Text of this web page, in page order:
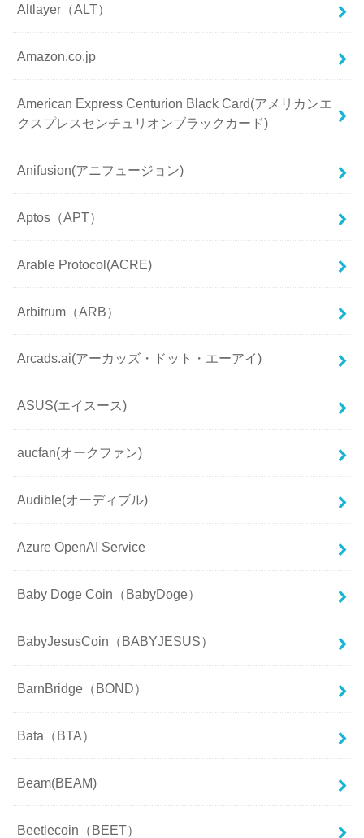
Altlayer（ALT）
Amazon.co.jp
American Express Centurion Black Card(アメリカンエ
クスプレスセンチュリオンブラックカード)
Anifusion(アニフュージョン)
Aptos（APT）
Arable Protocol(ACRE)
Arbitrum（ARB）
Arcads.ai(アーカッズ・ドット・エーアイ)
ASUS(エイスース)
aucfan(オークファン)
Audible(オーディブル)
Azure OpenAI Service
Baby Doge Coin（BabyDoge）
BabyJesusCoin（BABYJESUS）
BarnBridge（BOND）
Bata（BTA）
Beam(BEAM)
Beetlecoin（BEET）